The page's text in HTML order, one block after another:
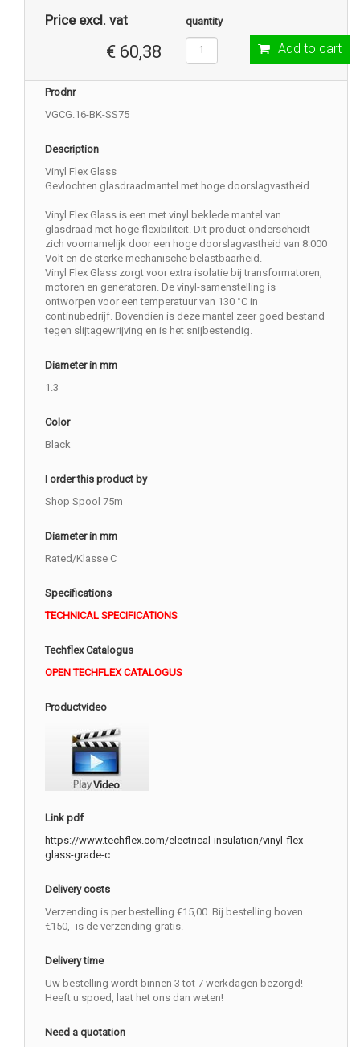
Price excl. vat
€ 60,38
quantity
Add to cart
Prodnr
VGCG.16-BK-SS75
Description
Vinyl Flex Glass
Gevlochten glasdraadmantel met hoge doorslagvastheid
Vinyl Flex Glass is een met vinyl beklede mantel van
glasdraad met hoge flexibiliteit. Dit product onderscheidt
zich voornamelijk door een hoge doorslagvastheid van 8.000
Volt en de sterke mechanische belastbaarheid.
Vinyl Flex Glass zorgt voor extra isolatie bij transformatoren,
motoren en generatoren. De vinyl-samenstelling is
ontworpen voor een temperatuur van 130 °C in
continubedrijf. Bovendien is deze mantel zeer goed bestand
tegen slijtagewrijving en is het snijbestendig.
Diameter in mm
1.3
Color
Black
I order this product by
Shop Spool 75m
Diameter in mm
Rated/Klasse C
Specifications
TECHNICAL SPECIFICATIONS
Techflex Catalogus
OPEN TECHFLEX CATALOGUS
Productvideo
Link pdf
https://www.techflex.com/electrical-insulation/vinyl-flex-
glass-grade-c
Delivery costs
Verzending is per bestelling €15,00. Bij bestelling boven
€150,- is de verzending gratis.
Delivery time
Uw bestelling wordt binnen 3 tot 7 werkdagen bezorgd!
Heeft u spoed, laat het ons dan weten!
Need a quotation